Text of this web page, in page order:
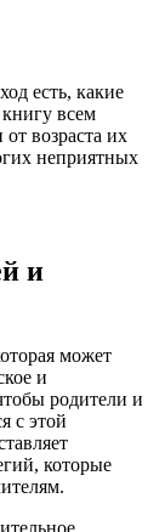
есть, какие
всем
возраста их
неприятных
и
может
и
родители и
с этой
которые